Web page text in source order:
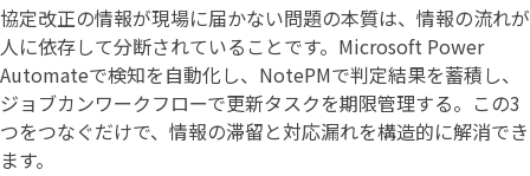
協定改正の情報が現場に届かない問題の本質は、情報の流れが
人に依存して分断されていることです。Microsoft Power
Automateで検知を自動化し、NotePMで判定結果を蓄積し、
ジョブカンワークフローで更新タスクを期限管理する。この3
つをつなぐだけで、情報の滞留と対応漏れを構造的に解消でき
ます。